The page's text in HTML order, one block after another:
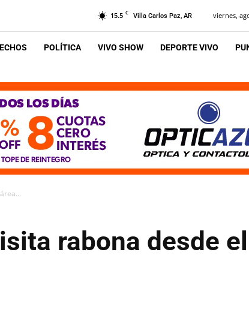
15.5 C Villa Carlos Paz, AR viernes,
POLÍTICA VIVO SHOW DEPORTE VIVO
rabona desde